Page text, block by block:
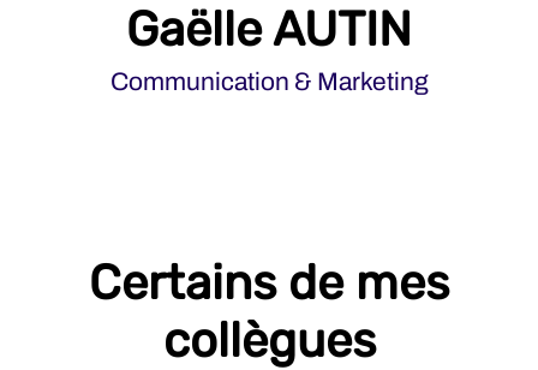
Gaëlle AUTIN
Communication & Marketing
Certains de mes
collègues